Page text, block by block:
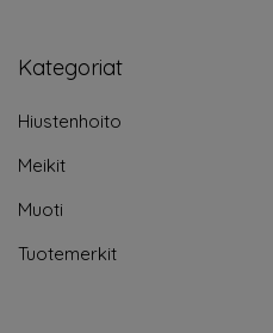
Kategoriat
Hiustenhoito
Meikit
Muoti
Tuotemerkit